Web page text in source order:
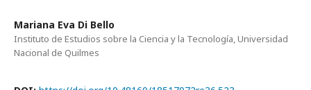
Mariana Eva Di Bello
Instituto de Estudios sobre la Ciencia y la Tecnología, Universidad
Nacional de Quilmes